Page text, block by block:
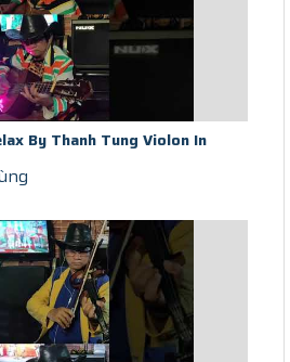
By Thanh Tung Violon In
Je Ne...